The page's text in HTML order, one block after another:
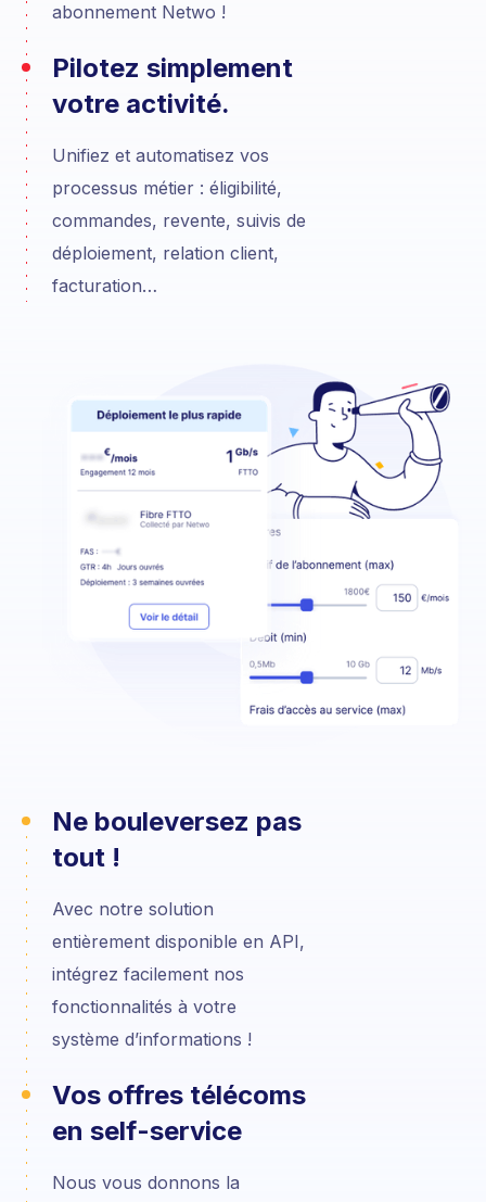
abonnement Netwo !
Pilotez simplement
votre activité.
Unifiez et automatisez vos
processus métier : éligibilité,
commandes, revente, suivis de
déploiement, relation client,
facturation…
Ne bouleversez pas
tout !
Avec notre solution
entièrement disponible en API,
intégrez facilement nos
fonctionnalités à votre
système d’informations !
Vos offres télécoms
en self-service
Nous vous donnons la